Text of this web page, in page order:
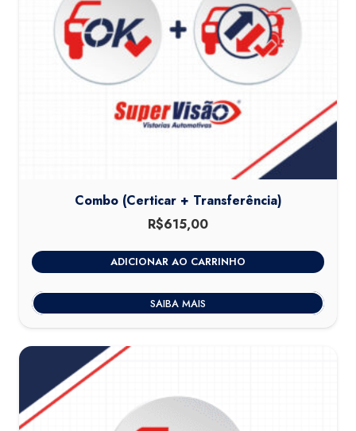
Combo (Certicar + Transferência)
R$615,00
ADICIONAR AO CARRINHO
SAIBA MAIS